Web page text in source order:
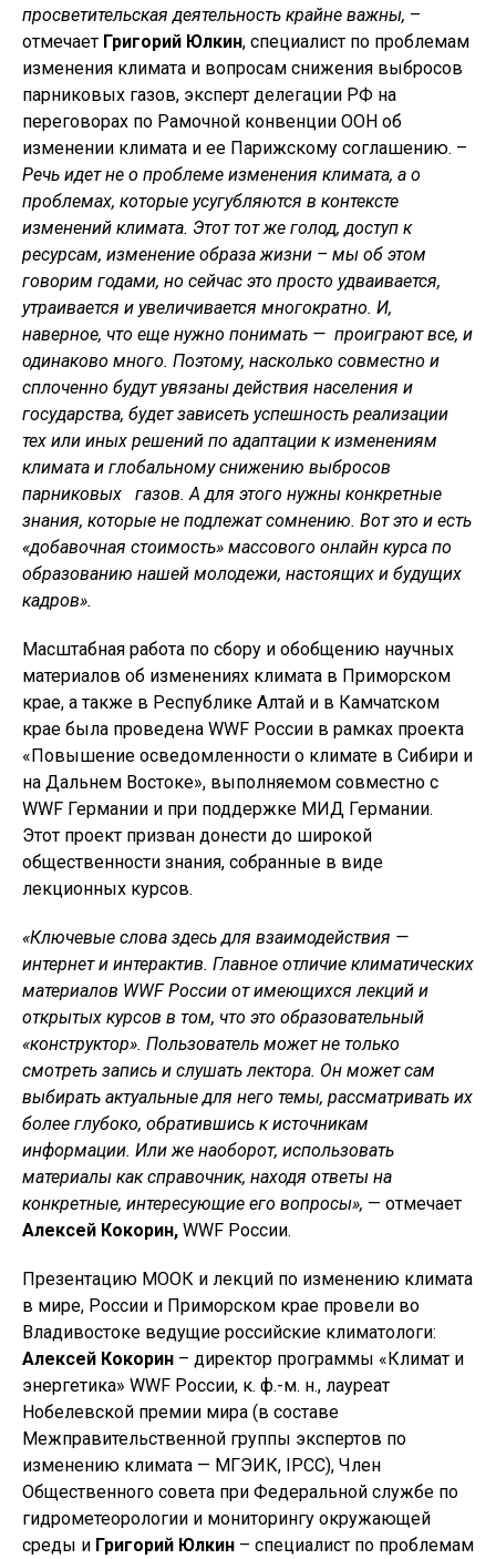
просветительская деятельность крайне важны, –
отмечает Григорий Юлкин, специалист по проблемам
изменения климата и вопросам снижения выбросов
парниковых газов, эксперт делегации РФ на
переговорах по Рамочной конвенции ООН об
изменении климата и ее Парижскому соглашению. –
Речь идет не о проблеме изменения климата, а о
проблемах, которые усугубляются в контексте
изменений климата. Этот тот же голод, доступ к
ресурсам, изменение образа жизни – мы об этом
говорим годами, но сейчас это просто удваивается,
утраивается и увеличивается многократно. И,
наверное, что еще нужно понимать — проиграют все, и
одинаково много. Поэтому, насколько совместно и
сплоченно будут увязаны действия населения и
государства, будет зависеть успешность реализации
тех или иных решений по адаптации к изменениям
климата и глобальному снижению выбросов
парниковых газов. А для этого нужны конкретные
знания, которые не подлежат сомнению. Вот это и есть
«добавочная стоимость» массового онлайн курса по
образованию нашей молодежи, настоящих и будущих
кадров».
Масштабная работа по сбору и обобщению научных
материалов об изменениях климата в Приморском
крае, а также в Республике Алтай и в Камчатском
крае была проведена WWF России в рамках проекта
«Повышение осведомленности о климате в Сибири и
на Дальнем Востоке», выполняемом совместно с
WWF Германии и при поддержке МИД Германии.
Этот проект призван донести до широкой
общественности знания, собранные в виде
лекционных курсов.
«Ключевые слова здесь для взаимодействия —
интернет и интерактив. Главное отличие климатических
материалов WWF России от имеющихся лекций и
открытых курсов в том, что это образовательный
«конструктор». Пользователь может не только
смотреть запись и слушать лектора. Он может сам
выбирать актуальные для него темы, рассматривать их
более глубоко, обратившись к источникам
информации. Или же наоборот, использовать
материалы как справочник, находя ответы на
конкретные, интересующие его вопросы», — отмечает
Алексей Кокорин, WWF России.
Презентацию МООК и лекций по изменению климата
в мире, России и Приморском крае провели во
Владивостоке ведущие российские климатологи:
Алексей Кокорин – директор программы «Климат и
энергетика» WWF России, к. ф.-м. н., лауреат
Нобелевской премии мира (в составе
Межправительственной группы экспертов по
изменению климата — МГЭИК, IPCC), Член
Общественного совета при Федеральной службе по
гидрометеорологии и мониторингу окружающей
среды и Григорий Юлкин – специалист по проблемам